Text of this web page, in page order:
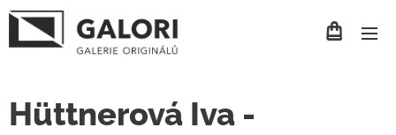
Hüttnerová Iva -